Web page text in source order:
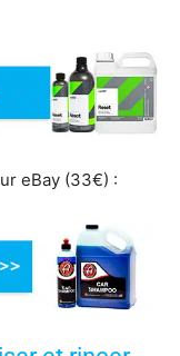
eBay (33€) :